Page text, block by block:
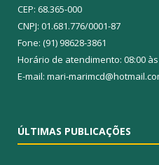
CEP: 68.365-000
CNPJ: 01.681.776/0001-87
Fone: (91) 98628-3861
Horário de atendimento: 08:00
E-mail: mari-
ÚLTIMAS PUBLICAÇÕES